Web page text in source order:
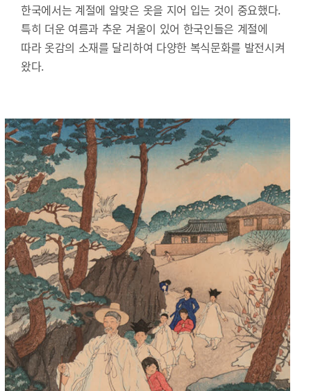
한국에서는 계절에 알맞은 옷을 지어 입는 것이 중요했다.
특히 더운 여름과 추운 겨울이 있어 한국인들은 계절에
따라 옷감의 소재를 달리하여 다양한 복식문화를 발전시켜
왔다.